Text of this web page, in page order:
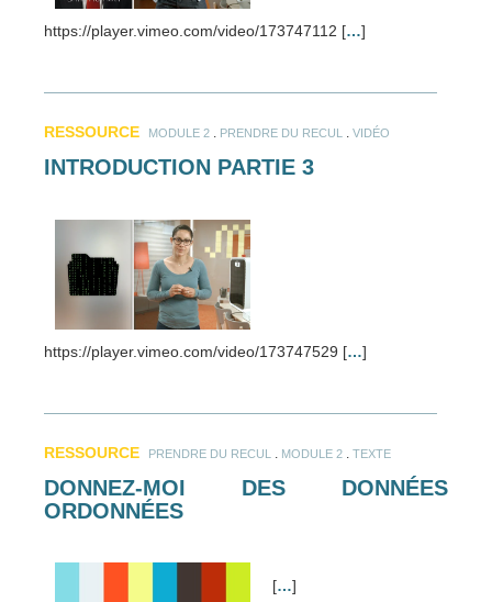
https://player.vimeo.com/video/173747112 […]
RESSOURCE MODULE 2 PRENDRE DU RECUL VIDÉO
INTRODUCTION PARTIE 3
https://player.vimeo.com/video/173747529 […]
RESSOURCE PRENDRE DU RECUL MODULE 2 TEXTE
DONNEZ-MOI DES DONNÉES
ORDONNÉES
[…]